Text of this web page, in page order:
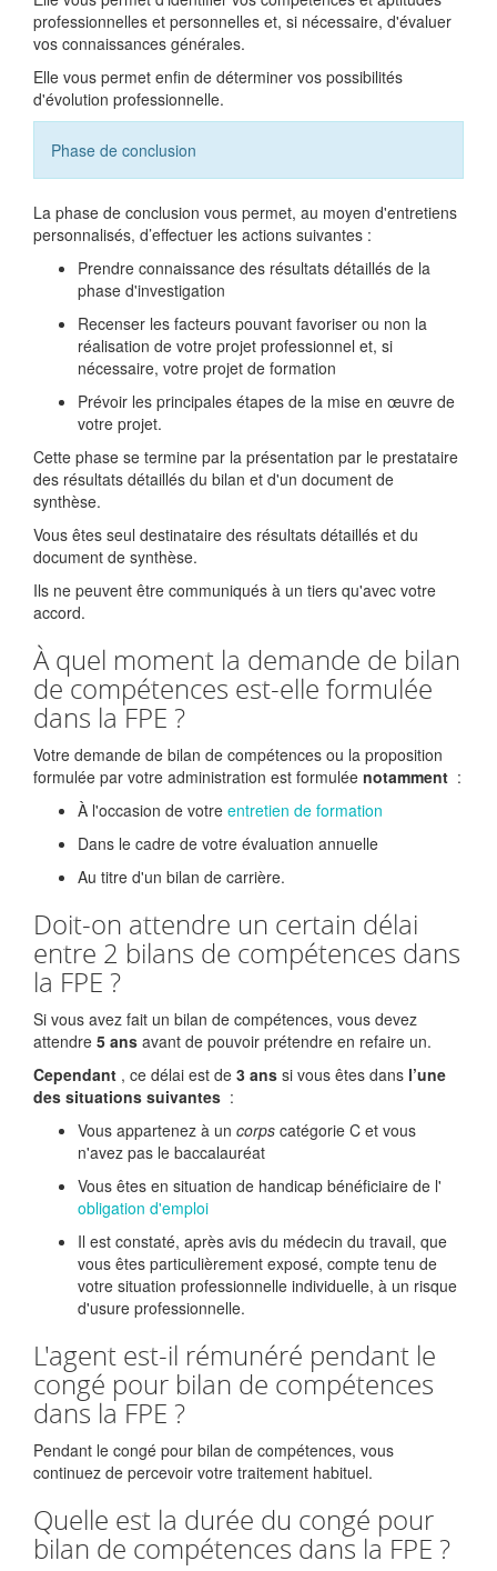
professionnelles et personnelles et, si nécessaire, d'évaluer
vos connaissances générales.
Elle vous permet enfin de déterminer vos possibilités
d'évolution professionnelle.
Phase de conclusion
La phase de conclusion vous permet, au moyen d'entretiens
personnalisés, d’effectuer les actions suivantes :
Prendre connaissance des résultats détaillés de la
phase d'investigation
Recenser les facteurs pouvant favoriser ou non la
réalisation de votre projet professionnel et, si
nécessaire, votre projet de formation
Prévoir les principales étapes de la mise en œuvre de
votre projet.
Cette phase se termine par la présentation par le prestataire
des résultats détaillés du bilan et d'un document de
synthèse.
Vous êtes seul destinataire des résultats détaillés et du
document de synthèse.
Ils ne peuvent être communiqués à un tiers qu'avec votre
accord.
À quel moment la demande de bilan
de compétences est-elle formulée
dans la FPE ?
Votre demande de bilan de compétences ou la proposition
formulée par votre administration est formulée notamment :
À l'occasion de votre entretien de formation
Dans le cadre de votre évaluation annuelle
Au titre d'un bilan de carrière.
Doit-on attendre un certain délai
entre 2 bilans de compétences dans
la FPE ?
Si vous avez fait un bilan de compétences, vous devez
attendre 5 ans avant de pouvoir prétendre en refaire un.
Cependant , ce délai est de 3 ans si vous êtes dans l’une
des situations suivantes :
Vous appartenez à un corps catégorie C et vous
n'avez pas le baccalauréat
Vous êtes en situation de handicap bénéficiaire de l'
obligation d'emploi
Il est constaté, après avis du médecin du travail, que
vous êtes particulièrement exposé, compte tenu de
votre situation professionnelle individuelle, à un risque
d'usure professionnelle.
L'agent est-il rémunéré pendant le
congé pour bilan de compétences
dans la FPE ?
Pendant le congé pour bilan de compétences, vous
continuez de percevoir votre traitement habituel.
Quelle est la durée du congé pour
bilan de compétences dans la FPE ?